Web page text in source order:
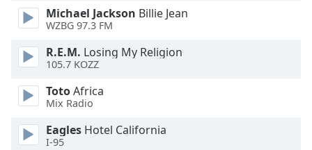
Text
Background
Michael Jackson Billie Jean
WZBG 97.3 FM
R.E.M. Losing My Religion
105.7 KOZZ
TotoAfrica
Mix Radio
Eagles Hotel California
I-95